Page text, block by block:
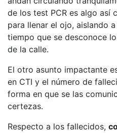
de los test PCR es algo así
para llenar el ojo, aislando
tiempo que se desconoce
de la calle.
El otro asunto impactante
en CTI y el número de
forma en que se las
certezas.
Respecto a los fallecidos,